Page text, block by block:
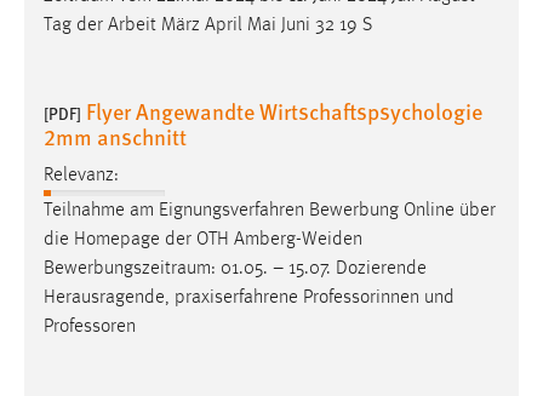
Tag der Arbeit März April Mai Juni 32 19 S
[PDF] Flyer Angewandte Wirtschaftspsychologie
2mm anschnitt
Relevanz:
Teilnahme am Eignungsverfahren Bewerbung Online über
die Homepage der OTH Amberg-Weiden
Bewerbungszeitraum: 01.05. – 15.07. Dozierende
Herausragende, praxiserfahrene Professorinnen und
Professoren